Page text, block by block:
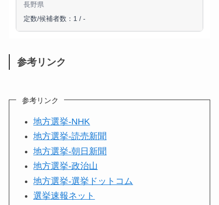
長野県
定数/候補者数：1 / -
参考リンク
参考リンク
地方選挙-NHK
地方選挙-読売新聞
地方選挙-朝日新聞
地方選挙-政治山
地方選挙-選挙ドットコム
選挙速報ネット